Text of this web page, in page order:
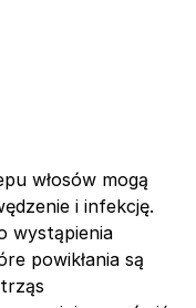
włosów mogą
i infekcję.
wystąpienia
powikłania są